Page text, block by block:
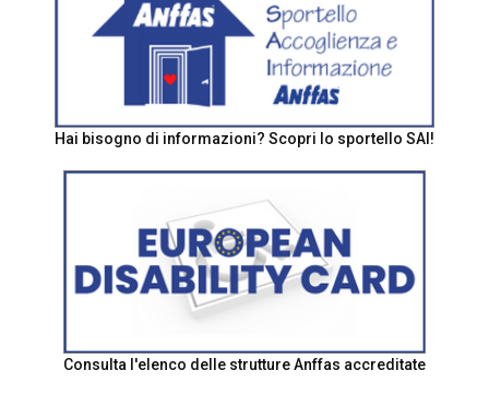
Hai bisogno di informazioni? Scopri lo sportello SAI!
Consulta l'elenco delle strutture Anffas accreditate